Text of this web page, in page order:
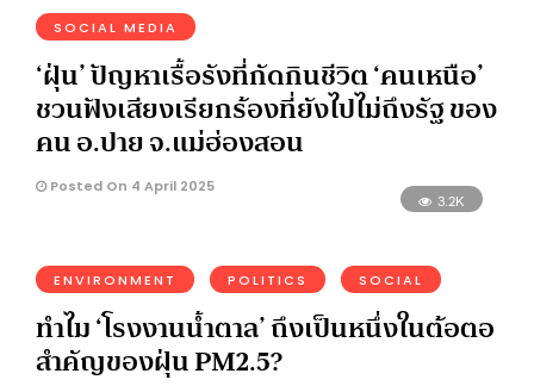
SOCIAL MEDIA
‘ฝุ่น’ ปัญหาเรื้อรังที่กัดกินชีวิต ‘คนเหนือ’
ชวนฟังเสียงเรียกร้องที่ยังไปไม่ถึงรัฐ ของ
คน อ.ปาย จ.แม่ฮ่องสอน
Posted On 4 April 2025
3.2K
ENVIRONMENT POLITICS SOCIAL
ทำไม ‘โรงงานน้ำตาล’ ถึงเป็นหนึ่งในต้อตอ
สำคัญของฝุ่น PM2.5?